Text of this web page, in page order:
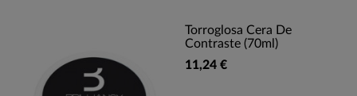
Torroglosa Cera De
Contraste (70ml)
11,24 €